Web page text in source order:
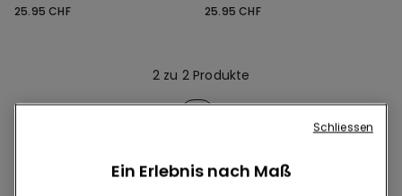
25.95 CHF
25.95 CHF
2 zu 2 Produkte
Ein Erlebnis nach Maß
Schliessen